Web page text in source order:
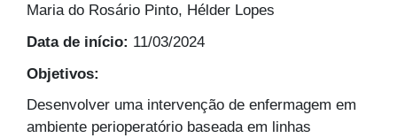
Maria do Rosário Pinto, Hélder Lopes
Data de início: 11/03/2024
Objetivos:
Desenvolver uma intervenção de enfermagem em
ambiente perioperatório baseada em linhas